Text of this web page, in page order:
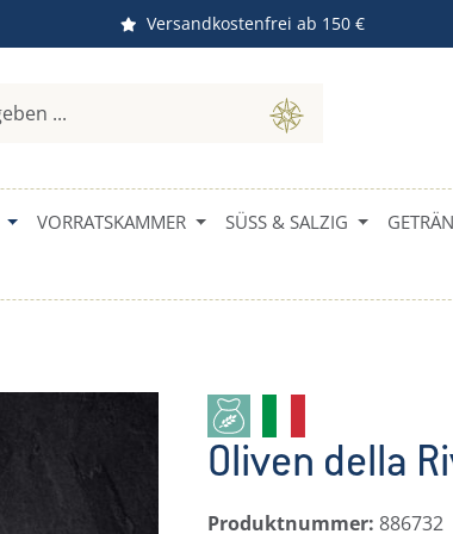
Versandkostenfrei ab 150 €
VORRATSKAMMER SÜSS & SALZIG
Oliven della
Produktnummer: 886732